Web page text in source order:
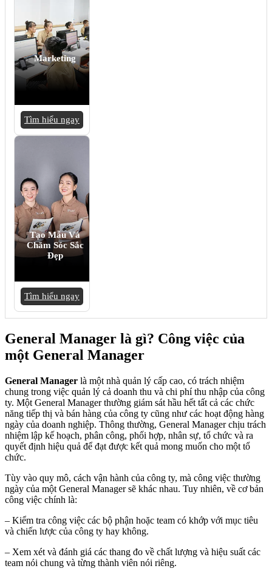
Marketing
Tìm hiểu ngay
Tạo Mẫu Và
Chăm Sóc Sắc
Đẹp
Tìm hiểu ngay
General Manager là gì? Công việc của
một General Manager
General Manager là một nhà quản lý cấp cao, có trách nhiệm
chung trong việc quản lý cả doanh thu và chi phí thu nhập của công
ty. Một General Manager thường giám sát hầu hết tất cả các chức
năng tiếp thị và bán hàng của công ty cũng như các hoạt động hàng
ngày của doanh nghiệp. Thông thường, General Manager chịu trách
nhiệm lập kế hoạch, phân công, phối hợp, nhân sự, tổ chức và ra
quyết định hiệu quả để đạt được kết quả mong muốn cho một tổ
chức.
Tùy vào quy mô, cách vận hành của công ty, mà công việc thường
ngày của một General Manager sẽ khác nhau. Tuy nhiên, về cơ bản
công việc chính là:
– Kiểm tra công việc các bộ phận hoặc team có khớp với mục tiêu
và chiến lược của công ty hay không.
– Xem xét và đánh giá các thang đo về chất lượng và hiệu suất các
team nói chung và từng thành viên nói riêng.